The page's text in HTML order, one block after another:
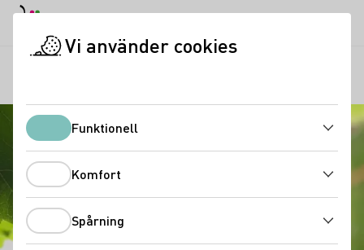
Vi använder cookies
FunktionellFunktionell
Komfort
Spårning